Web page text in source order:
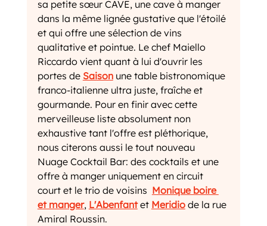
sa petite sœur CAVE, une cave à manger
dans la même lignée gustative que l'étoilé
et qui offre une sélection de vins
qualitative et pointue. Le chef Maiello
Riccardo vient quant à lui d'ouvrir les
portes de Saison une table bistronomique
franco-italienne ultra juste, fraîche et
gourmande. Pour en finir avec cette
merveilleuse liste absolument non
exhaustive tant l'offre est pléthorique,
nous citerons aussi le tout nouveau
Nuage Cocktail Bar: des cocktails et une
offre à manger uniquement en circuit
court et le trio de voisins Monique boire
et manger, L'Abenfant et Meridio de la rue
Amiral Roussin.